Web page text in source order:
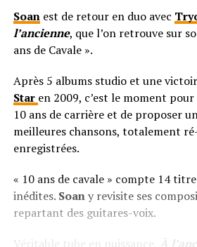
Soanest de retour en duo avec
l’ancienne, que l’on retrouve sur
ans de Cavale ».
Après 5 albums studio et une
Star en 2009, c’est le moment
10 ans de carrière et de proposer
meilleures chansons, totalement
enregistrées.
« 10 ans de cavale » compte 14
inédites. Soany revisite ses
repartant des guitares-voix.
À